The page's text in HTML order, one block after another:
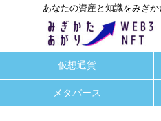
あなたの資産と知識をみぎ
仮想通貨
メタバース